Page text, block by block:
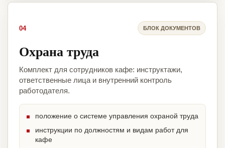
04 БЛОК ДОКУМЕНТОВ
Охрана труда
Комплект для сотрудников кафе: инструктажи,
ответственные лица и внутренний контроль
работодателя.
положение о системе управления охраной труда
инструкции по должностям и видам работ для
кафе